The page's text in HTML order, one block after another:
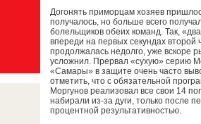
Догонять приморцам хозяев
получалось, но больше всего
болельщиков обеих команд. Так,
впереди на первых секундах
продолжалась недолго, уже вскоре
усложнил. Прервал «сухую» серию
«Самары» в защите очень часто
отметить, что с обязательной
Моргунов реализовал все свои 14
набирали из-за дуги, только после
процентной результативностью.